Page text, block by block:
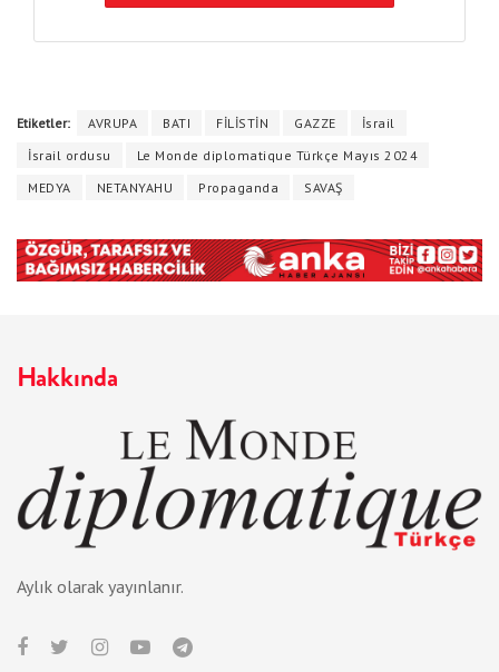
Etiketler: AVRUPA BATI FİLİSTİN GAZZE
İsrail
İsrail ordusu
Le Monde diplomatique Türkçe Mayıs 2024
MEDYA
NETANYAHU Propaganda SAVAŞ
Hakkında
Aylık olarak yayınlanır.